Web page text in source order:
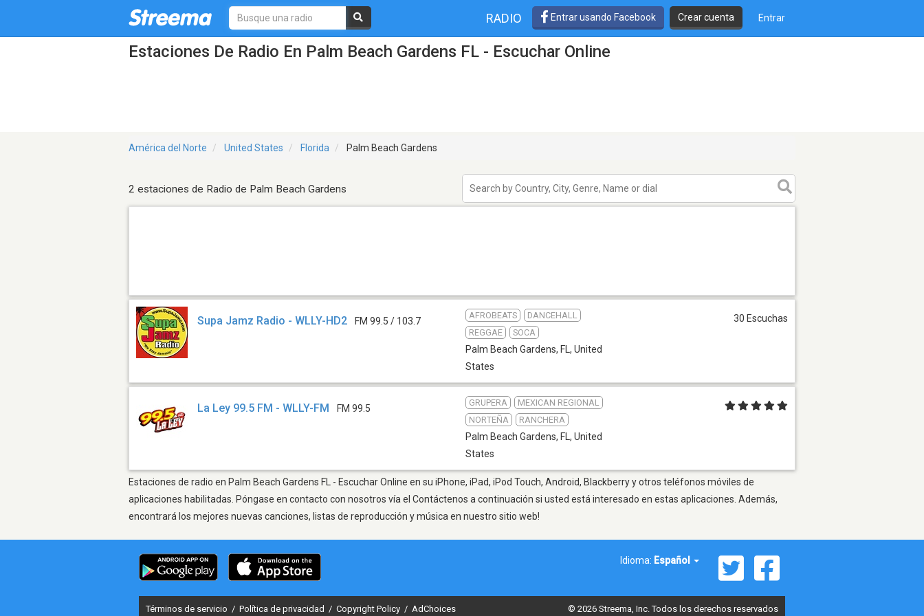
RADIO Entrar usando Facebook Crear cuenta Entrar
Estaciones De Radio En Palm Beach Gardens FL - Escuchar Online
América del Norte United States Florida Palm Beach Gardens
2 estaciones de Radio de Palm Beach Gardens
Supa Jamz Radio - WLLY-HD2 FM 99.5 / 103.7
AFROBEATS
DANCEHALL
REGGAE
SOCA
Palm Beach Gardens, FL , United
States
30 Escuchas
La Ley 99.5 FM - WLLY-FM FM 99.5
GRUPERA
MEXICAN REGIONAL
NORTEÑA
RANCHERA
Palm Beach Gardens, FL , United
States
Estaciones de radio en Palm Beach Gardens FL - Escuchar Online en su iPhone, iPad, iPod Touch, Android, Blackberry y otros teléfonos móviles de
aplicaciones habilitadas. Póngase en contacto con nosotros vía el Contáctenos a continuación si usted está interesado en estas aplicaciones. Además,
encontrará los mejores nuevas canciones, listas de reproducción y música en nuestro sitio web!
Idioma: Español
Términos de servicio / Política de privacidad / Copyright Policy / AdChoices © 2026 Streema, Inc. Todos los derechos reservados